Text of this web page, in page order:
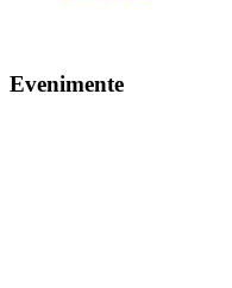
Evenimente